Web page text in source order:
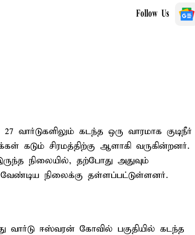
Follow Us
வார்டுகளிலும் கடந்த ஒரு வாரமாக குடிநீர்
கடும் சிரமத்திற்கு ஆளாகி வருகின்றனர்.
நிலையில், தற்போது அதுவும்
நிலைக்கு தள்ளப்பட்டுள்ளனர்.
வார்டு ஈஸ்வரன் கோவில் பகுதியில் கடந்த